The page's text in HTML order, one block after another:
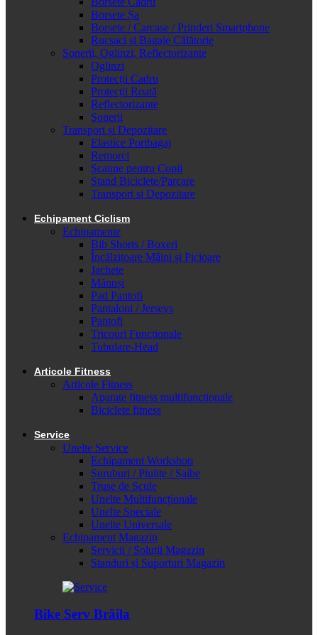
Borsete Șa
Borsete / Carcase / Prinderi Smartphone
Rucsaci și Bagaje Călătorie
Sonerii, Oglinzi, Reflectorizante
Oglinzi
Protecții Cadru
Protecții Roată
Reflectorizante
Sonerii
Transport și Depozitare
Elastice Portbagaj
Remorci
Scaune pentru Copii
Stand Biciclete/Parcare
Transport si Depozitare
Echipament Ciclism
Echipamente
Bib Shorts / Boxeri
Încălzitoare Mâini și Picioare
Jachete
Mănuși
Pad Pantofi
Pantaloni / Jerseys
Pantofi
Tricouri Funcționale
Tubulare-Head
Articole Fitness
Articole Fitness
Aparate fitness multifunctionale
Biciclete fitness
Service
Unelte Service
Echipament Workshop
Șuruburi / Piulițe / Șaibe
Truse de Scule
Unelte Multifuncționale
Unelte Speciale
Unelte Universale
Echipament Magazin
Servicii / Soluții Magazin
Standuri și Suporturi Magazin
Bike Serv Brăila